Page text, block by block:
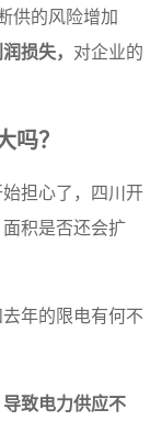
供的风险增加
损失， 对企业的
吗？
担心了，四川开
积是否还会扩
年的限电有何不
致电力供应不